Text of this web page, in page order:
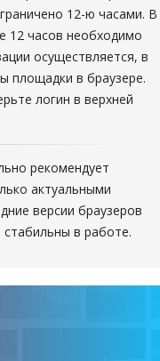
12-ю часами. В
12 часов необходимо
осуществляется, в
площадки в браузере.
логин в верхней
рекомендует
актуальными
версии браузеров
в работе.